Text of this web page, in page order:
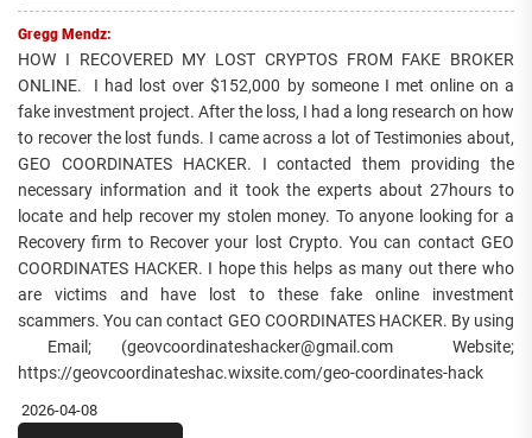
Gregg Mendz:
HOW I RECOVERED MY LOST CRYPTOS FROM FAKE BROKER
ONLINE. I had lost over $152,000 by someone I met online on a
fake investment project. After the loss, I had a long research on how
to recover the lost funds. I came across a lot of Testimonies about,
GEO COORDINATES HACKER. I contacted them providing the
necessary information and it took the experts about 27hours to
locate and help recover my stolen money. To anyone looking for a
Recovery firm to Recover your lost Crypto. You can contact GEO
COORDINATES HACKER. I hope this helps as many out there who
are victims and have lost to these fake online investment
scammers. You can contact GEO COORDINATES HACKER. By using
Email; (geovcoordinateshacker@gmail.com Website;
https://geovcoordinateshac.wixsite.com/geo-coordinates-hack
2026-04-08